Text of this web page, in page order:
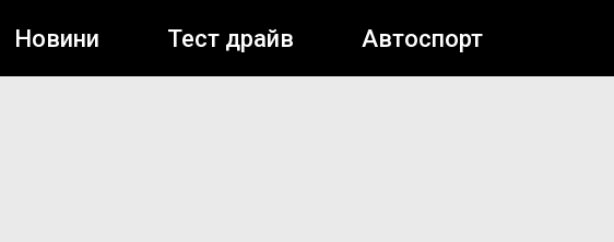
Новини Тест драйв Автоспорт